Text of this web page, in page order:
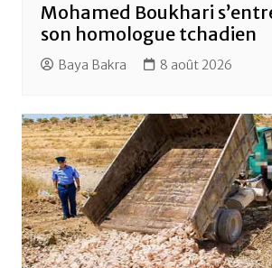
Mohamed Boukhari
son homologue tchadien
Baya Bakra 8 août 2026